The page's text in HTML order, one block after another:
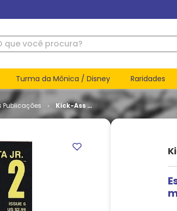
você procura?
Turma da Mônica / Disney Raridades
Publicações
Kick-Ass 2
# 6